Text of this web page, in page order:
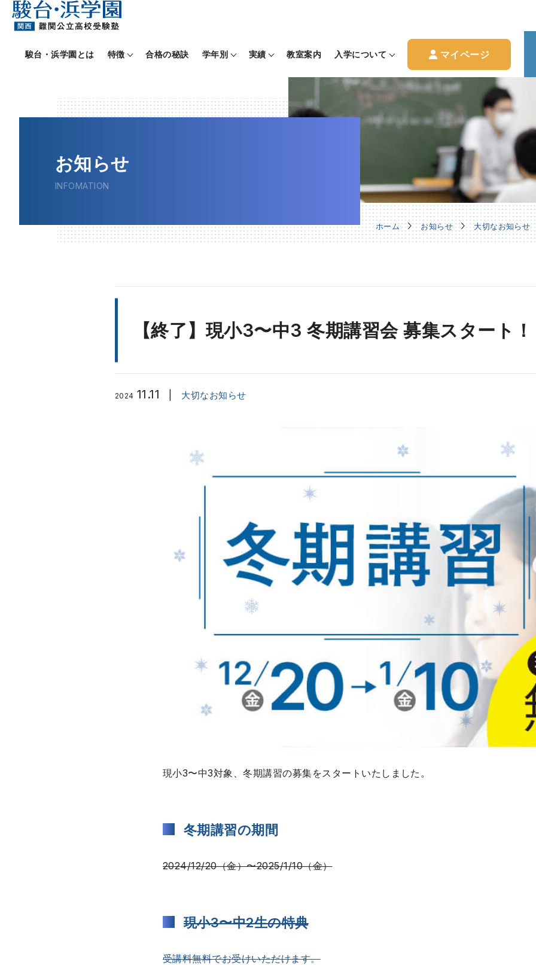
駿台・浜学園とは 特徴 合格の秘訣 学年別 実績 教室案内 入学について マイページ
お知らせ
INFOMATION
ホーム お知らせ 大切なお知らせ
【終了】現小3〜中3 冬期講習会 募集スタート！
2024 11.11 大切なお知らせ
現小3〜中3対象、冬期講習の募集をスタートいたしました。
冬期講習の期間
2024/12/20（金）〜2025/1/10（金）
現小3〜中2生の特典
受講料無料でお受けいただけます。